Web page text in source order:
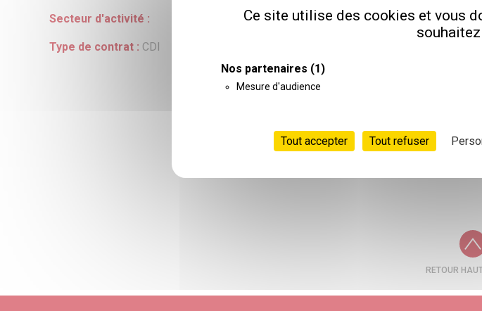
Ce site utilise des cookies et vous
Nos partenaires (1)
Mesure d'audience
Tout accepter Tout refuser
Secteur d'activité :
Type de contrat : CDI
RETOUR